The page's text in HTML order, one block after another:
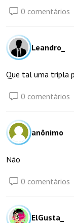
0 comentários
Leandro_
Que tal uma tripla
0 comentários
anônimo
Não
0 comentários
ElGusta_